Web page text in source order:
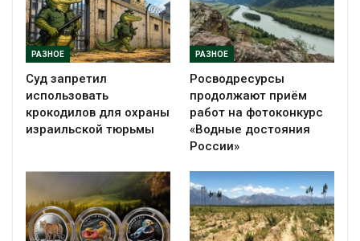
РАЗНОЕ
Суд запретил
использовать
крокодилов для охраны
израильской тюрьмы
РАЗНОЕ
Росводресурсы
продолжают приём
работ на фотоконкурс
«Водные достояния
России»